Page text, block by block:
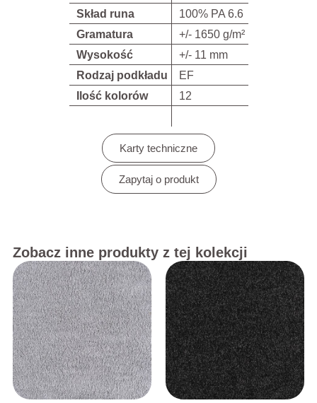
Skład runa
100% PA 6.6
Gramatura
+/- 1650 g/m²
Wysokość
+/- 11 mm
Rodzaj podkładu
EF
Ilość kolorów
12
Karty techniczne
Zapytaj o produkt
Zobacz inne produkty z tej kolekcji